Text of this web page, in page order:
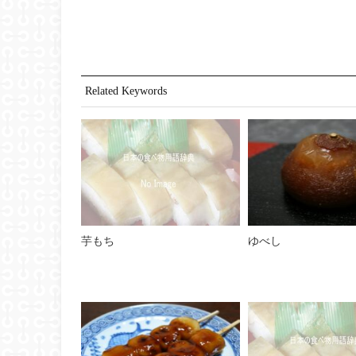
Related Keywords
芋もち ゆべし